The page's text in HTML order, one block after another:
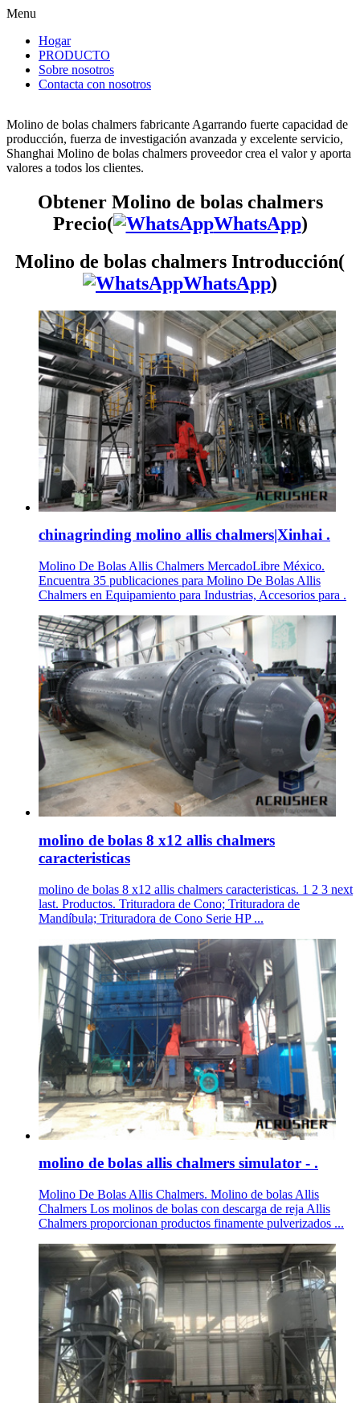
Menu
Hogar
PRODUCTO
Sobre nosotros
Contacta con nosotros
Molino de bolas chalmers fabricante Agarrando fuerte capacidad de
producción, fuerza de investigación avanzada y excelente servicio,
Shanghai Molino de bolas chalmers proveedor crea el valor y aporta
valores a todos los clientes.
Obtener Molino de bolas chalmers
Precio(
WhatsApp)
Molino de bolas chalmers Introducción(
WhatsApp)
chinagrinding molino allis chalmers|Xinhai .
Molino De Bolas Allis Chalmers MercadoLibre México.
Encuentra 35 publicaciones para Molino De Bolas Allis
Chalmers en Equipamiento para Industrias, Accesorios para .
molino de bolas 8 x12 allis chalmers
caracteristicas
molino de bolas 8 x12 allis chalmers caracteristicas. 1 2 3 next
last. Productos. Trituradora de Cono; Trituradora de
Mandíbula; Trituradora de Cono Serie HP ...
molino de bolas allis chalmers simulator - .
Molino De Bolas Allis Chalmers. Molino de bolas Allis
Chalmers Los molinos de bolas con descarga de reja Allis
Chalmers proporcionan productos finamente pulverizados ...